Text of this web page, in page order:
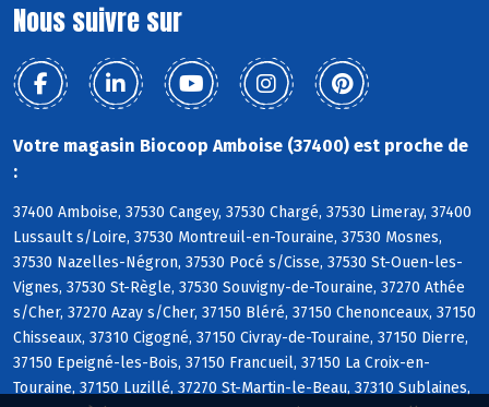
Nous suivre sur
Votre magasin Biocoop Amboise (37400) est proche de
:
37400 Amboise, 37530 Cangey, 37530 Chargé, 37530 Limeray, 37400
Lussault s/Loire, 37530 Montreuil-en-Touraine, 37530 Mosnes,
37530 Nazelles-Négron, 37530 Pocé s/Cisse, 37530 St-Ouen-les-
Vignes, 37530 St-Règle, 37530 Souvigny-de-Touraine, 37270 Athée
s/Cher, 37270 Azay s/Cher, 37150 Bléré, 37150 Chenonceaux, 37150
Chisseaux, 37310 Cigogné, 37150 Civray-de-Touraine, 37150 Dierre,
37150 Epeigné-les-Bois, 37150 Francueil, 37150 La Croix-en-
Touraine, 37150 Luzillé, 37270 St-Martin-le-Beau, 37310 Sublaines,